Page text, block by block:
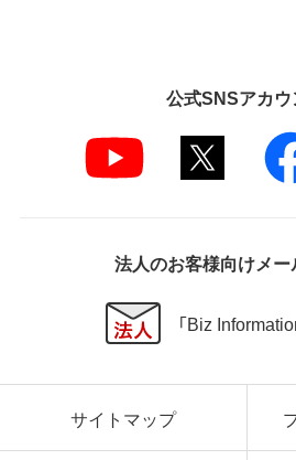
公式SNSアカウ
法人のお客様向けメ
「Biz
サイトマップ